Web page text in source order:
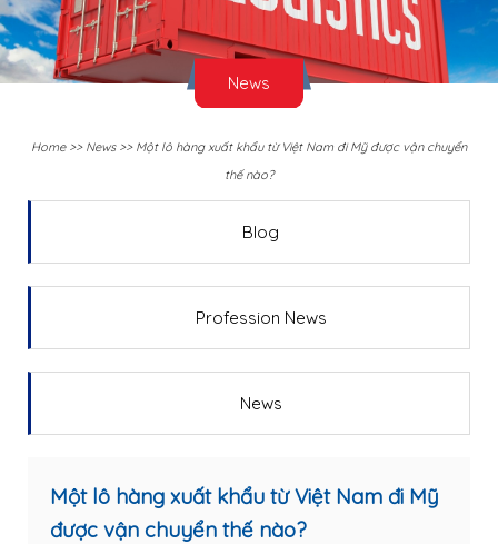
News
Home>> News>> Một lô hàng xuất khẩu từ Việt Nam đi Mỹ được vận chuyển
thế nào?
Blog
Profession News
News
Một lô hàng xuất khẩu từ Việt Nam đi Mỹ
được vận chuyển thế nào?